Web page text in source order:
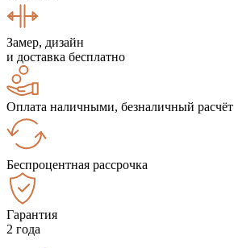
Замер, дизайн
и доставка бесплатно
Оплата наличными, безналичный расчёт
Беспроцентная рассрочка
Гарантия
2 года